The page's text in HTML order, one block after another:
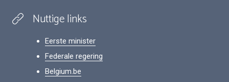
Nuttige links
Eerste minister
Federale regering
Belgium.be